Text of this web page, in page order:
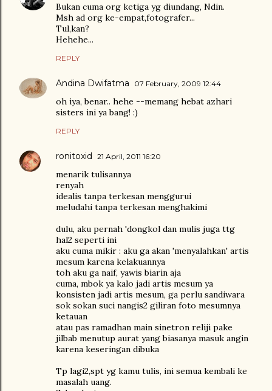
Bukan cuma org ketiga yg diundang, Ndin.
Msh ad org ke-empat,fotografer...
Tul,kan?
Hehehe...
REPLY
Andina Dwifatma 07 February, 2009 12:44
oh iya, benar.. hehe --memang hebat azhari
sisters ini ya bang! :)
REPLY
ronitoxid 21 April, 2011 16:20
menarik tulisannya
renyah
idealis tanpa terkesan menggurui
meludahi tanpa terkesan menghakimi
dulu, aku pernah 'dongkol dan mulis juga ttg
hal2 seperti ini
aku cuma mikir : aku ga akan 'menyalahkan' artis
mesum karena kelakuannya
toh aku ga naif, yawis biarin aja
cuma, mbok ya kalo jadi artis mesum ya
konsisten jadi artis mesum, ga perlu sandiwara
sok sokan suci nangis2 giliran foto mesumnya
ketauan
atau pas ramadhan main sinetron reliji pake
jilbab menutup aurat yang biasanya masuk angin
karena keseringan dibuka
Tp lagi2,spt yg kamu tulis, ini semua kembali ke
masalah uang.